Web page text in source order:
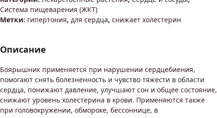
Система пищеварения (ЖКТ)
Метки: гипертония, для сердца, снижает холестерин
Описание
Боярышник применяется при нарушении сердцебиения,
помогают снять болезненность и чувство тяжести в области
сердца, понижают давление, улучшают сон и общее состояние,
снижают уровень холестерина в крови. Применяются также
при головокружении, обмороке, бессоннице, в